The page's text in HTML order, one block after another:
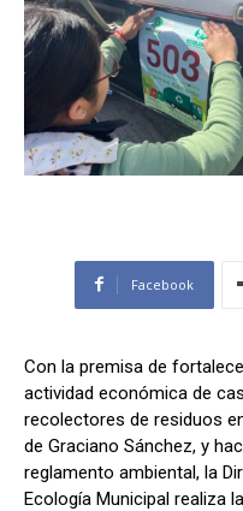
Facebook
Con la premisa de
actividad económica de
recolectores de residuos
de Graciano Sánchez, y
reglamento ambiental, la
Ecología Municipal realiza la